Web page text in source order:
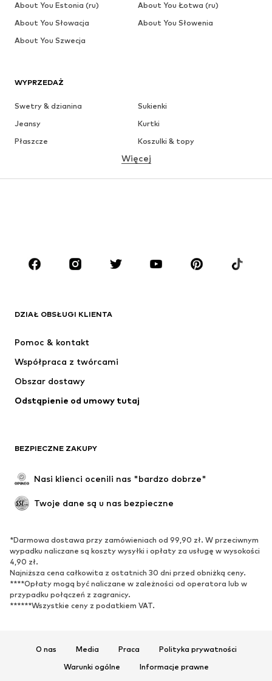
WYPRZEDAŻ
Swetry & dzianina
Sukienki
Jeansy
Kurtki
Płaszcze
Koszulki & topy
Bielizna
Spódnice
Bluzki & koszule
Akcesoria
Premium
Nowości
Kurtki
Bielizna
Płaszcze
Spódnice
Specjalne okazje
Ekskluzywne
Nowości
Na czasie
Trampki & sneakersy
Czółenka & buty na obcasie
Kozaki
Sandały
Ekskluzywne
Więcej
DZIAŁ OBSŁUGI KLIENTA
Pomoc & kontakt
Współpraca z twórcami
Obszar dostawy
Odstąpienie od umowy tutaj
BEZPIECZNE ZAKUPY
Nasi klienci ocenili nas "bardzo dobrze"
Twoje dane są u nas bezpieczne
*Darmowa dostawa przy zamówieniach od 99,90 zł. W przeciwnym
wypadku naliczane są koszty wysyłki i opłaty za usługę w wysokości
4,90 zł.
Najniższa cena całkowita z ostatnich 30 dni przed obniżką ceny.
****Opłaty mogą być naliczane w zależności od operatora lub w
przypadku połączeń z zagranicy.
******Wszystkie ceny z podatkiem VAT.
O nas Media Praca
Polityka prywatności
Warunki ogólne
Informacje prawne
About You Estonia (ru)
About You Łotwa (ru)
About You Słowacja
About You Słowenia
About You Szwecja